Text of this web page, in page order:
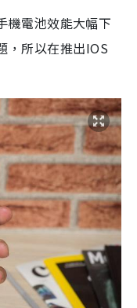
機電池效能大幅下
，所以在推出IOS